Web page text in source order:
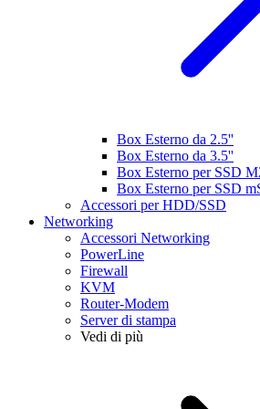
Box Esterno da 2.5''
Box Esterno da 3.5''
Box Esterno per SSD
Box Esterno per SSD
Accessori per HDD/SSD
Networking
Accessori Networking
PowerLine
Firewall
KVM
Router-Modem
Server di stampa
Vedi di più